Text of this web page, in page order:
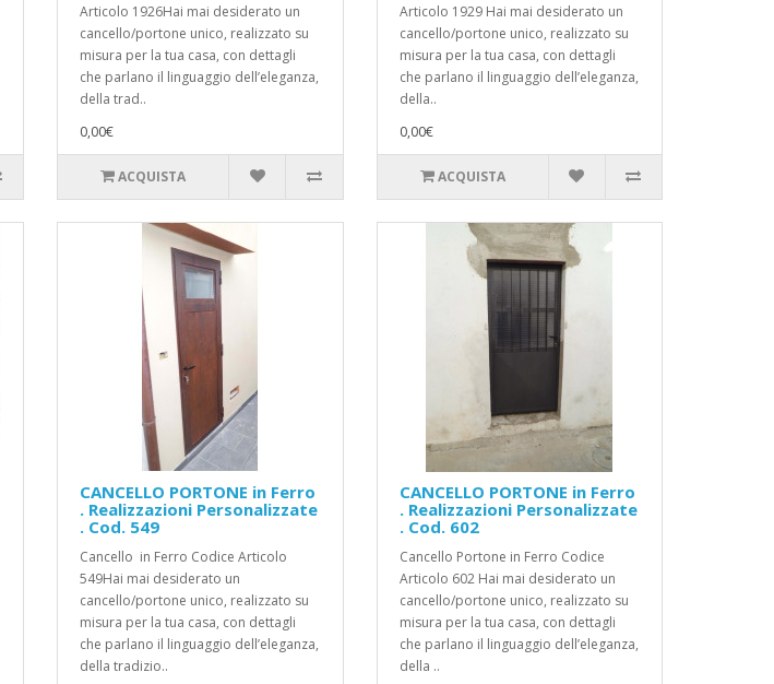
Articolo 1926Hai mai desiderato un
cancello/portone unico, realizzato su
misura per la tua casa, con dettagli
che parlano il linguaggio dell’eleganza,
della trad..
0,00€
ACQUISTA
Articolo 1929 Hai mai desiderato un
cancello/portone unico, realizzato su
misura per la tua casa, con dettagli
che parlano il linguaggio dell’eleganza,
della..
0,00€
ACQUISTA
CANCELLO PORTONE in Ferro
. Realizzazioni Personalizzate
. Cod. 549
Cancello in Ferro Codice Articolo
549Hai mai desiderato un
cancello/portone unico, realizzato su
misura per la tua casa, con dettagli
che parlano il linguaggio dell’eleganza,
della tradizio..
CANCELLO PORTONE in Ferro
. Realizzazioni Personalizzate
. Cod. 602
Cancello Portone in Ferro Codice
Articolo 602 Hai mai desiderato un
cancello/portone unico, realizzato su
misura per la tua casa, con dettagli
che parlano il linguaggio dell’eleganza,
della ..